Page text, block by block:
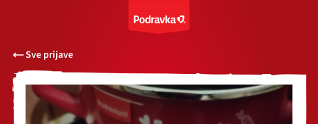
Sve prijave